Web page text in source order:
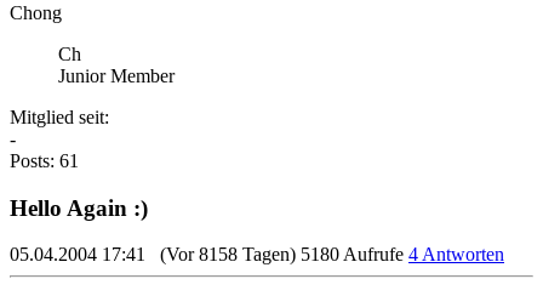
Chong
Ch
Junior Member
Mitglied seit:
-
Posts: 61
Hello Again :)
05.04.2004 17:41 (Vor 8158 Tagen) 5180 Aufrufe 4 Antworten